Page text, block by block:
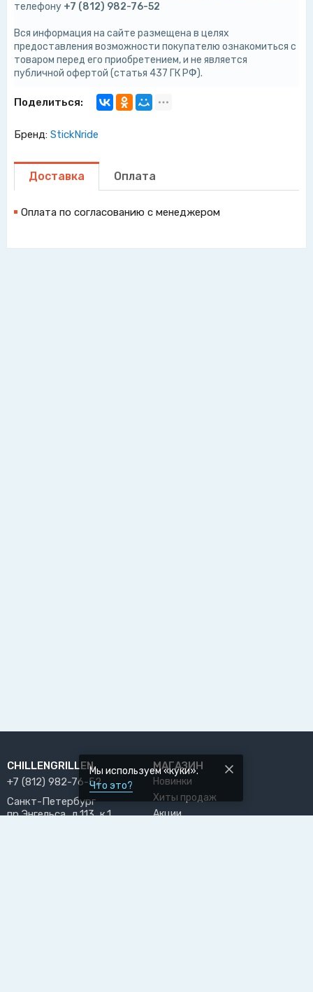
телефону +7 (812) 982-76-52
Вся информация на сайте размещена в целях
предоставления возможности покупателю ознакомиться с
товаром перед его приобретением, и не является
публичной офертой (статья 437 ГК РФ).
Поделиться:
Бренд: StickNride
Доставка Оплата
Оплата по согласованию с менеджером
CHILLENGRILLEN
+7 (812) 982-76-52
Санкт-Петербург
пр.Энгельса, д.113, к.1
МАГАЗИН
Новинки
Хиты продаж
Акции
Мы используем «куки».
Что это?